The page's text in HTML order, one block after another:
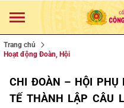
Trang chủ
Hoạt động Đoàn, Hội
CHI ĐOÀN – HỘI PHỤ
TẾ THÀNH LẬP CÂU